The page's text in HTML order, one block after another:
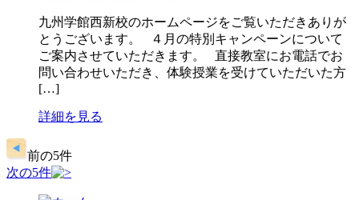
九州学館西新校のホームページをご覧いただきありが
とうございます。 ４月の特別キャンペーンについて
ご案内させていただきます。 直接教室にお電話でお
問い合わせいただき、体験授業を受けていただいた方
[…]
詳細を見る
前の5件
次の5件